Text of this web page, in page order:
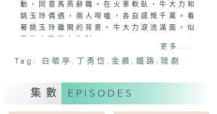
動，同意馬燕辭職。在火車軟臥，牛大力和
姚玉玲偶遇，兩人嘮嗑，各自感慨千萬。看
著姚玉玲離開的背景，牛大力淚流滿面，似
更多...
Tag: 白敬亭 , 丁勇岱 ,金晨 ,鐵路 , 陸劇
集數 EPISODES